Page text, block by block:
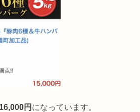
円 になっています。